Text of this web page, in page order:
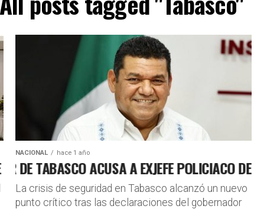
PÚBLICA
NACIONAL hace 1 año
TABASCO ACUSA A EXJEFE POLICIACO DE
La crisis de seguridad en Tabasco alcanzó un nuevo
punto crítico tras las declaraciones del gobernador